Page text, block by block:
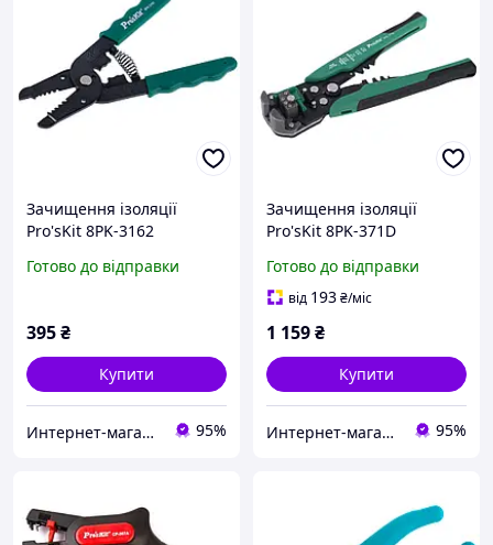
Зачищення ізоляції
Pro'sKit 8PK-3162
Готово до відправки
395₴
Купити
Интернет-магазин "RADIOMART" 95%
Зачищення ізоляції
Pro'sKit 8PK-371D
Готово до відправки
від 193₴/міс
1 159₴
Купити
Интернет-магазин "RADIOMART" 95%